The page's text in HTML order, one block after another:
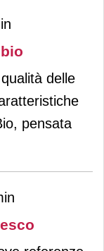
delle
pensata